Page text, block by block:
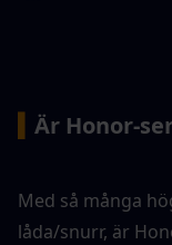
Är Honor-
Med så många
låda/snurr, är